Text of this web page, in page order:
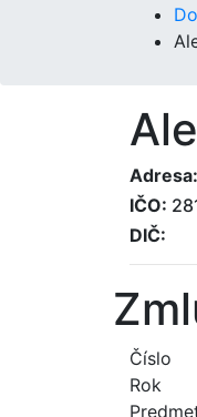
Adresa:
IČO:
DIČ:
Číslo
Rok